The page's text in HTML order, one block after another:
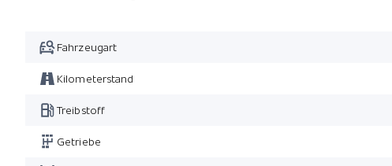
Fahrzeugart
Kilometerstand
Treibstoff
Getriebe